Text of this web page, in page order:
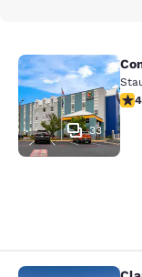
Comfort
33